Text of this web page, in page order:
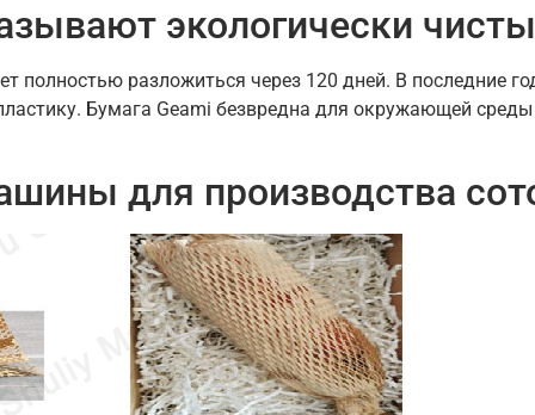
экологически
полностью разложиться через 120 дней. В последние
Бумага Geami безвредна для окружающей
для производства